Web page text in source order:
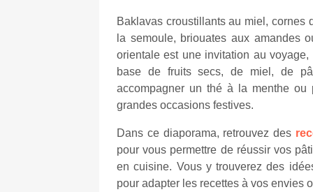
Baklavas croustillants au miel, cornes
la semoule, briouates aux amandes
orientale est une invitation au
base de fruits secs, de miel, de
accompagner un thé à la menthe ou
grandes occasions festives.
Dans ce diaporama, retrouvez des
pour vous permettre de réussir vos
en cuisine. Vous y trouverez des
pour adapter les recettes à vos envies